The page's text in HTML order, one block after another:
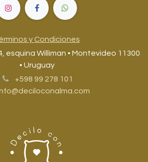
y Condiciones
esquina Williman • Montevideo 11300
• Uruguay
+598 99 278 101